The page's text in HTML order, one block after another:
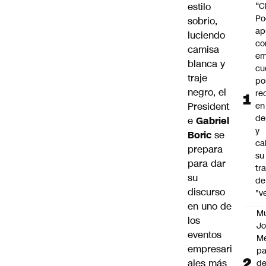
estilo
sobrio,
luciendo
camisa
blanca y
traje
negro, el
President
e Gabriel
Boric se
prepara
para dar
su
discurso
en uno de
los
eventos
empresari
ales más
y
su
de
de